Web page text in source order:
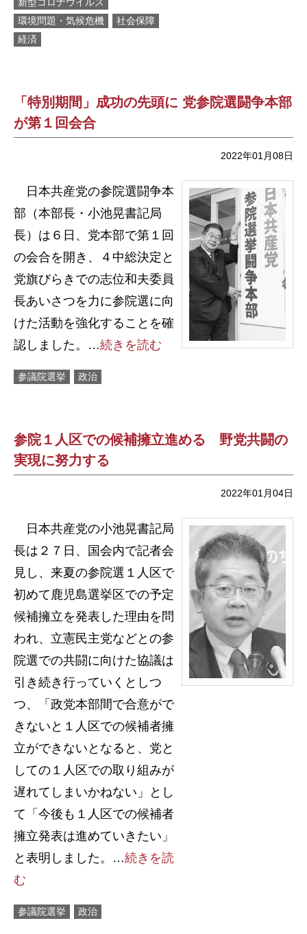
環境問題・気候危機
社会保障
経済
「特別期間」成功の先頭に 党参院選闘争本部
が第１回会合
2022年01月08日
日本共産党の参院選闘争本
部（本部長・小池晃書記局
長）は６日、党本部で第１回
の会合を開き、４中総決定と
党旗びらきでの志位和夫委員
長あいさつを力に参院選に向
けた活動を強化することを確
認しました。…続きを読む
参議院選挙 政治
参院１人区での候補擁立進める 野党共闘の
実現に努力する
2022年01月04日
日本共産党の小池晃書記局
長は２７日、国会内で記者会
見し、来夏の参院選１人区で
初めて鹿児島選挙区での予定
候補擁立を発表した理由を問
われ、立憲民主党などとの参
院選での共闘に向けた協議は
引き続き行っていくとしつ
つ、「政党本部間で合意がで
きないと１人区での候補者擁
立ができないとなると、党と
しての１人区での取り組みが
遅れてしまいかねない」とし
て「今後も１人区での候補者
擁立発表は進めていきたい」
と表明しました。…続きを読
む
参議院選挙 政治